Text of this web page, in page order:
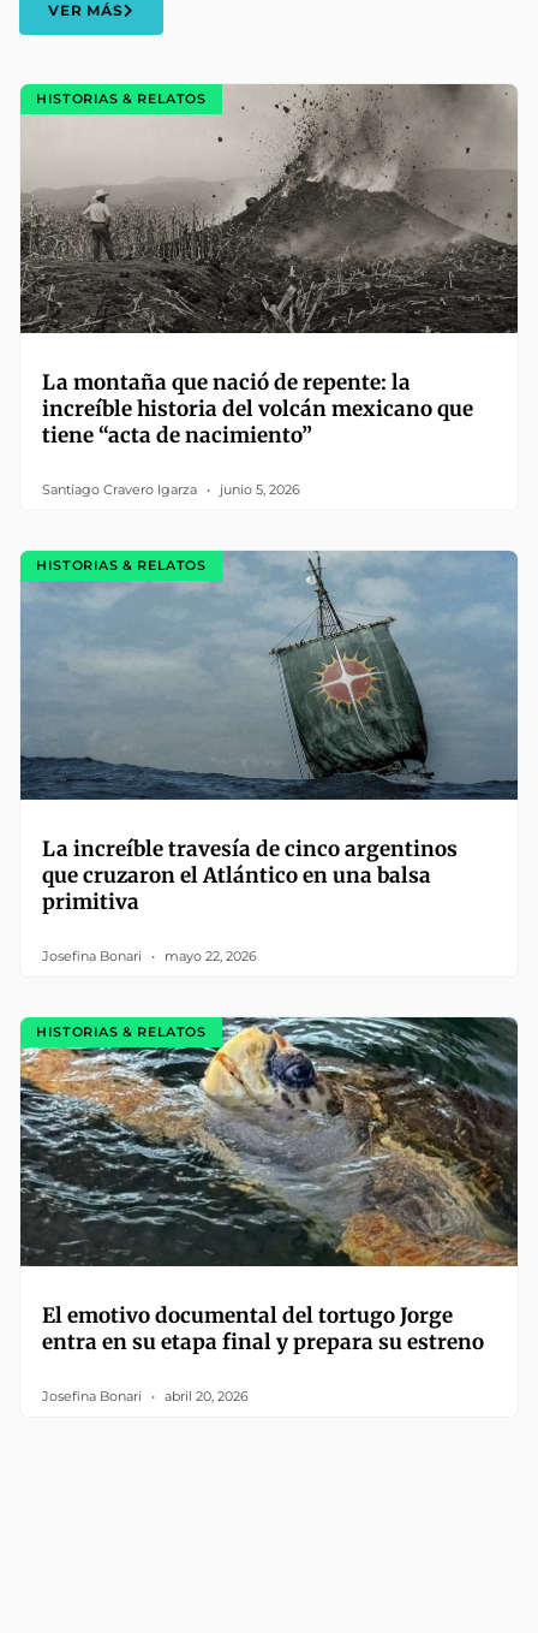
VER MÁS
HISTORIAS & RELATOS
La montaña que nació de repente: la
increíble historia del volcán mexicano que
tiene “acta de nacimiento”
Santiago Cravero Igarza junio 5, 2026
HISTORIAS & RELATOS
La increíble travesía de cinco argentinos
que cruzaron el Atlántico en una balsa
primitiva
Josefina Bonari mayo 22, 2026
HISTORIAS & RELATOS
El emotivo documental del tortugo Jorge
entra en su etapa final y prepara su estreno
Josefina Bonari abril 20, 2026